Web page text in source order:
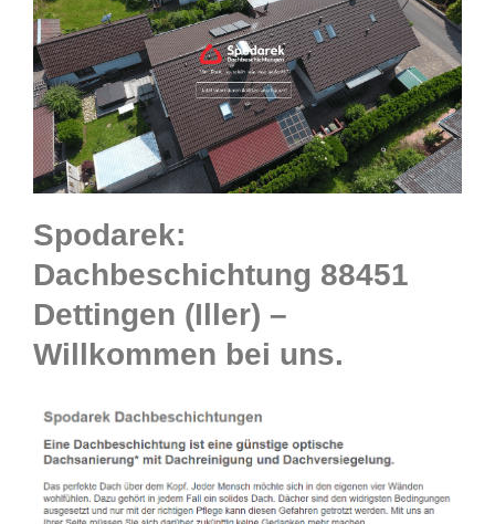
Spodarek:
Dachbeschichtung 88451
Dettingen (Iller) –
Willkommen bei uns.